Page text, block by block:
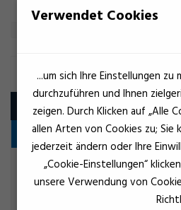
TISCHLERLEIM
Produkt
Polyurethanlim 1K
Quiadsa Fija+Plus PU
Tischlerleim
Verwendet Cookies
...um sich Ihre Einstellungen
durchzuführen und Ihnen
zeigen. Durch Klicken auf „Alle
allen Arten von Cookies zu; Sie
jederzeit ändern oder Ihre
„Cookie-Einstellungen“
unsere Verwendung von